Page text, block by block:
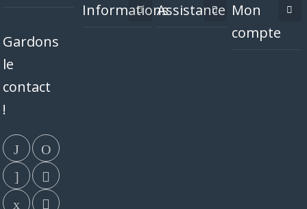
Gardons
le
contact
!
InformationsAssistance Mon
compte